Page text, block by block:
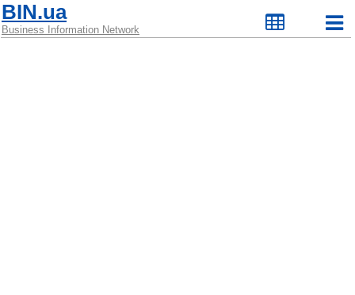
BIN.ua
Business Information Network